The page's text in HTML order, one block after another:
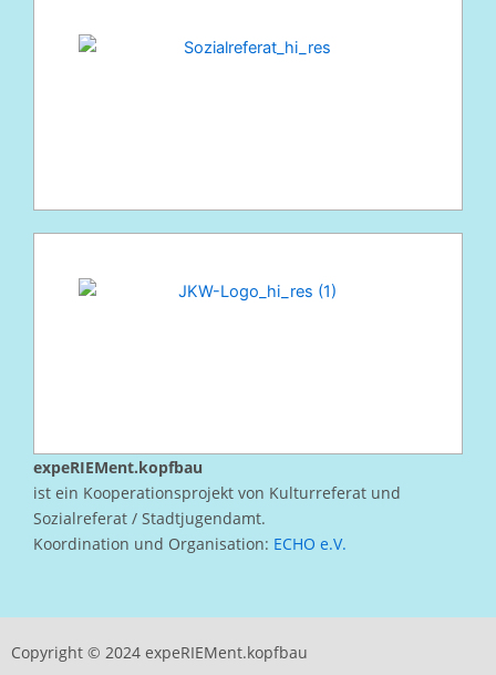
expeRIEMent.kopfbau
ist ein Kooperationsprojekt von Kulturreferat und
Sozialreferat / Stadtjugendamt.
Koordination und Organisation: ECHO e.V.
Copyright © 2024 expeRIEMent.kopfbau